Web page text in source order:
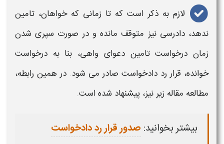
لازم به ذکر است که تا زمانی که خواهان، تامین
ندهد، دادرسی نیز متوقف مانده و در صورت سپری شدن
زمان درخواست تامین دعوای واهی، بنا به درخواست
خوانده، قرار رد دادخواست صادر می شود. در همین رابطه،
مطالعه مقاله زیر نیز، پیشنهاد شده است.
بیشتر بخوانید: صدور قرار رد دادخواست